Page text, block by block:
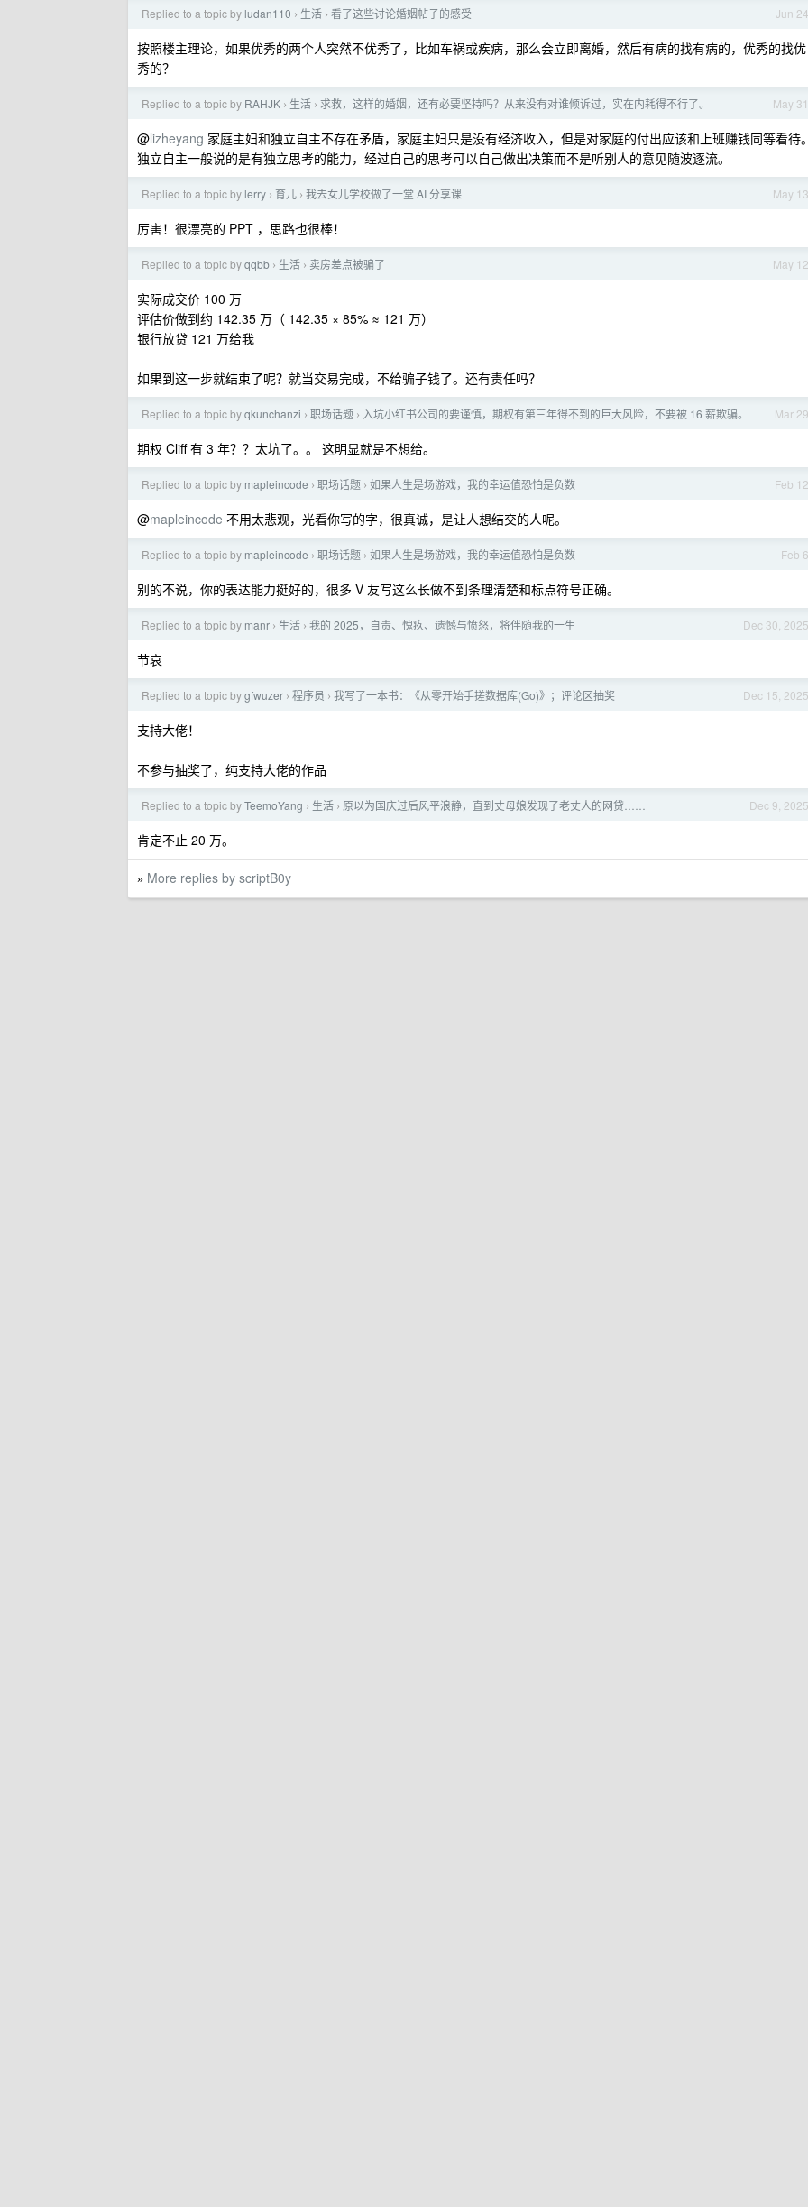
Jun 24
Replied to a topic by ludan110 › 生活 › 看了这些讨论婚姻帖子的感受
按照楼主理论，如果优秀的两个人突然不优秀了，比如车祸或疾病，那么会立即离婚，然后有病的找有病的，优秀的找优
秀的？
May 31
Replied to a topic by RAHJK › 生活 › 求救，这样的婚姻，还有必要坚持吗？从来没有对谁倾诉过，实在内耗得不行了。
@lizheyang 家庭主妇和独立自主不存在矛盾，家庭主妇只是没有经济收入，但是对家庭的付出应该和上班赚钱同等看待
独立自主一般说的是有独立思考的能力，经过自己的思考可以自己做出决策而不是听别人的意见随波逐流。
May 13
Replied to a topic by lerry › 育儿 › 我去女儿学校做了一堂 AI 分享课
厉害！很漂亮的 PPT ，思路也很棒！
May 12
Replied to a topic byqqbb › 生活 › 卖房差点被骗了
实际成交价 100 万
评估价做到约 142.35 万（ 142.35 × 85% ≈ 121 万）
银行放贷 121 万给我
如果到这一步就结束了呢？就当交易完成，不给骗子钱了。还有责任吗？
Mar 29
Replied to a topic byqkunchanzi › 职场话题 › 入坑小红书公司的要谨慎，期权有第三年得不到的巨大风险，不要被 16 薪欺骗。
期权 Cliff 有 3 年？？太坑了。。 这明显就是不想给。
Feb 12
Replied to a topic by mapleincode › 职场话题 › 如果人生是场游戏，我的幸运值恐怕是负数
@mapleincode 不用太悲观，光看你写的字，很真诚，是让人想结交的人呢。
Feb 6
Replied to a topic by mapleincode › 职场话题 › 如果人生是场游戏，我的幸运值恐怕是负数
别的不说，你的表达能力挺好的，很多 V 友写这么长做不到条理清楚和标点符号正确。
Dec 30, 2025
Replied to a topic by manr › 生活 › 我的 2025，自责、愧疚、遗憾与愤怒，将伴随我的一生
节哀
Dec 15, 2025
Replied to a topic bygfwuzer › 程序员 › 我写了一本书：《从零开始手搓数据库(Go)》；评论区抽奖
支持大佬！
不参与抽奖了，纯支持大佬的作品
Dec 9, 2025
Replied to a topic byTeemoYang › 生活 › 原以为国庆过后风平浪静，直到丈母娘发现了老丈人的网贷……
肯定不止 20 万。
» More replies by scriptB0y